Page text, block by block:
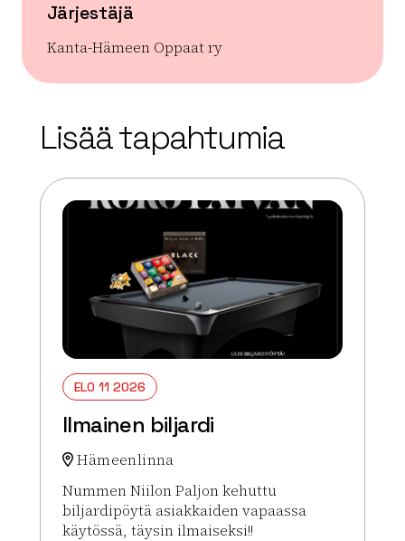
Järjestäjä
Kanta-Hämeen Oppaat ry
OpenStreetMap
Lisää tapahtumia
ELO 11 2026
Ilmainen biljardi
Hämeenlinna
Nummen Niilon Paljon kehuttu
biljardipöytä asiakkaiden vapaassa
käytössä, täysin ilmaiseksi!!